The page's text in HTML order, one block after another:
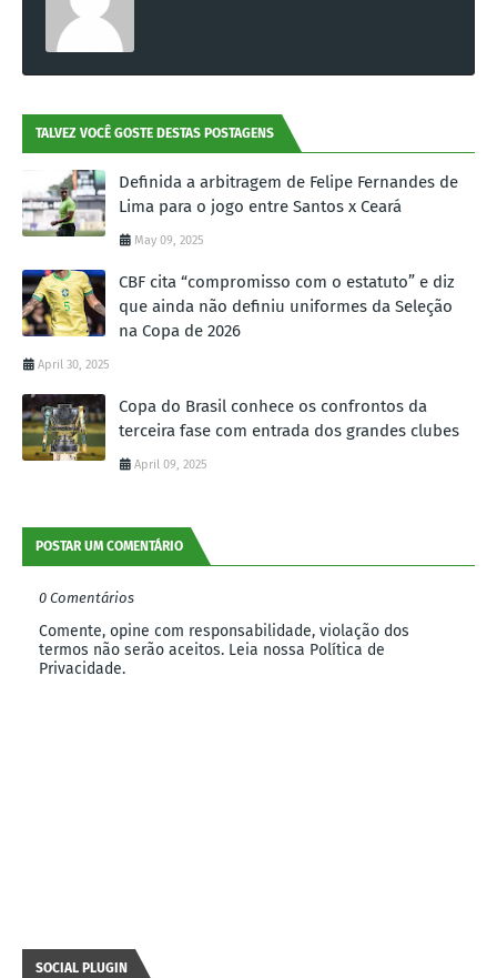
TALVEZ VOCÊ GOSTE DESTAS POSTAGENS
Definida a arbitragem de Felipe Fernandes de
Lima para o jogo entre Santos x Ceará
May 09, 2025
CBF cita “compromisso com o estatuto” e diz
que ainda não definiu uniformes da Seleção
na Copa de 2026
April 30, 2025
Copa do Brasil conhece os confrontos da
terceira fase com entrada dos grandes clubes
April 09, 2025
POSTAR UM COMENTÁRIO
0 Comentários
Comente, opine com responsabilidade, violação dos
termos não serão aceitos. Leia nossa Política de
Privacidade.
SOCIAL PLUGIN